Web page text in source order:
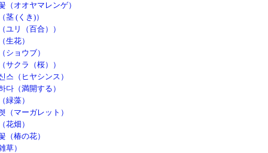
（オオヤマレンゲ）
茎 (くき)）
ユリ（百合））
生花）
ショウブ）
サクラ（桜））
스（ヒヤシンス）
다（満開する）
緑藻）
（マーガレット）
花畑）
（椿の花）
草）